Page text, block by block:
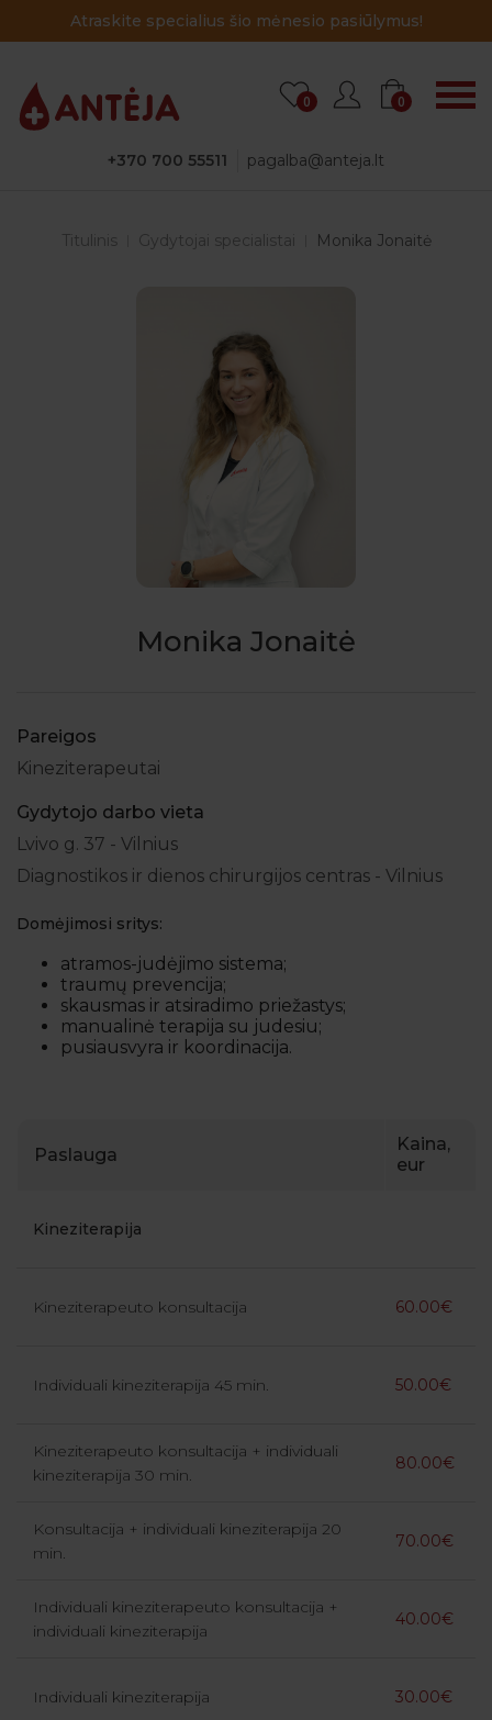
Atraskite specialius šio mėnesio pasiūlymus!
+370 700 55511 pagalba@anteja.lt
0 0
Titulinis Gydytojai specialistai Monika Jonaitė
Monika Jonaitė
Pareigos
Kineziterapeutai
Gydytojo darbo vieta
Lvivo g. 37 - Vilnius
Diagnostikos ir dienos chirurgijos centras - Vilnius
Domėjimosi sritys:
atramos-judėjimo sistema;
traumų prevencija;
skausmas ir atsiradimo priežastys;
manualinė terapija su judesiu;
pusiausvyra ir koordinacija.
Paslauga
Kaina,
eur
Kineziterapija
Kineziterapeuto konsultacija 60.00€
Individuali kineziterapija 45 min. 50.00€
Kineziterapeuto konsultacija + individuali
kineziterapija 30 min.
80.00€
Konsultacija + individuali kineziterapija 20
min.
70.00€
Individuali kineziterapeuto konsultacija +
individuali kineziterapija
40.00€
Individuali kineziterapija 30.00€